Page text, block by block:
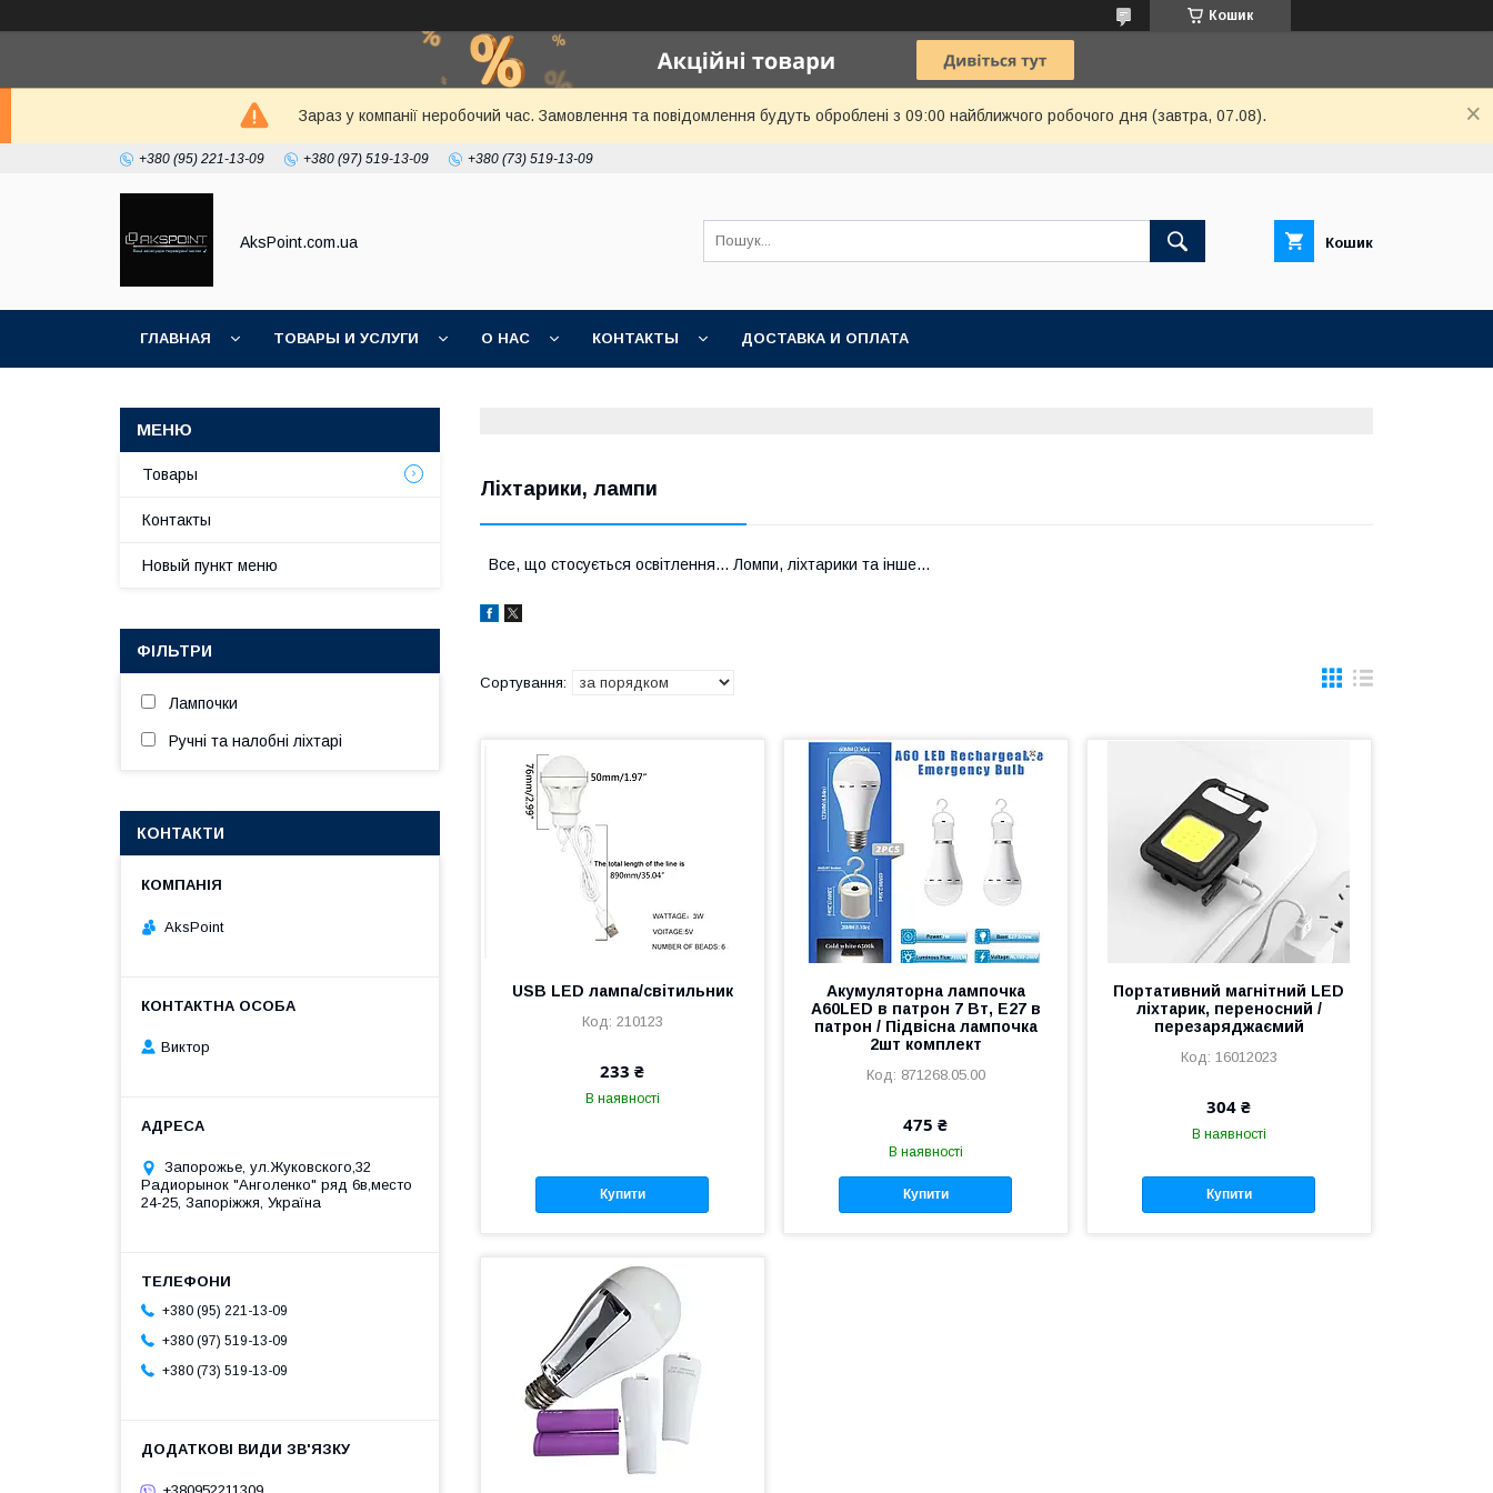
Кошик
Зараз у компанії неробочий час. Замовлення та повідомлення будуть оброблені з 09:00 найближчого робочого дня (завтра, 07.08).
+380 (95) 221-13-09 +380 (97) 519-13-09 +380 (73) 519-13-09
AksPoint.com.ua Кошик
ГЛАВНАЯ ТОВАРЫ И УСЛУГИ О НАС КОНТАКТЫ ДОСТАВКА И ОПЛАТА
Ліхтарики, лампи
Все, що стосується освітлення... Ломпи, ліхтарики та інше...
USB LED лампа/світильник
210123
233 ₴
В наявності
Купити
Акумуляторна лампочка
A60LED в патрон 7 Вт, Е27 в
патрон / Підвісна лампочка
2шт комплект
871268.05.00
475 ₴
В наявності
Купити
Портативний магнітний LED
ліхтарик, переносний /
перезаряджаємий
16012023
304 ₴
В наявності
Купити
Товары
Контакты
Новый пункт меню
ФІЛЬТРИ
Лампочки
Ручні та налобні ліхтарі
КОНТАКТИ
AksPoint
Виктор
Запорожье, ул.Жуковского,32
Радиорынок "Анголенко" ряд 6в,место
24-25, Запоріжжя, Україна
+380 (95) 221-13-09
+380 (97) 519-13-09
+380 (73) 519-13-09